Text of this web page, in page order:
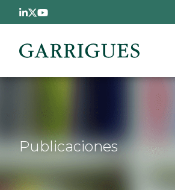
Pasar al contenido principal
Publicaciones